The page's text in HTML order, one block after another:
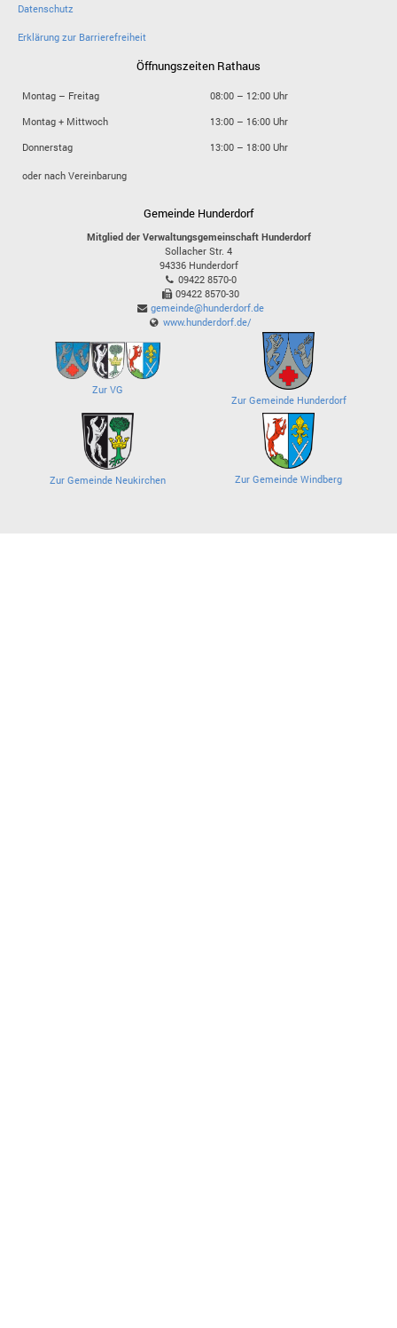
Datenschutz
Erklärung zur Barrierefreiheit
Öffnungszeiten Rathaus
Montag – Freitag
08:00 – 12:00 Uhr
Montag + Mittwoch
13:00 – 16:00 Uhr
Donnerstag
13:00 – 18:00 Uhr
oder nach Vereinbarung
Gemeinde Hunderdorf
Mitglied der Verwaltungsgemeinschaft Hunderdorf
Sollacher Str. 4
94336 Hunderdorf
09422 8570-0
09422 8570-30
gemeinde@hunderdorf.de
www.hunderdorf.de/
Zur VG
Zur Gemeinde Hunderdorf
Zur Gemeinde Neukirchen Zur Gemeinde Windberg